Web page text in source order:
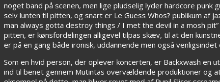
noget band på scenen, men lige pludselig lyder hardcore
selv lunten til pitten, og snart er Le Guess Whos? publikum af
man always gotta destroy things / I met the devil in a mosh
pitten, er kønsfordelingen alligevel tilpas skæv, til at den
er på en gang både ironisk, uddannende men også
Som en hvid person, der oplever koncerten, er Backxwash
ind til benet gennem Mutintas overvældende produktioner og